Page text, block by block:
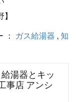
ガス給湯器 , 知
湯器とキッ
事店 アンシ